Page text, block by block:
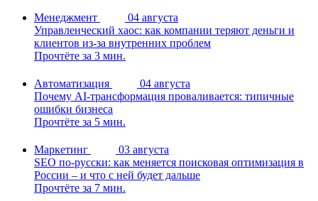
Менеджмент
04 августа
Управленческий хаос: как компании теряют деньги и
клиентов из-за внутренних проблем
Прочтёте за 3 мин.
Автоматизация
04 августа
Почему AI-трансформация проваливается: типичные
ошибки бизнеса
Прочтёте за 5 мин.
Маркетинг
03 августа
SEO по-русски: как меняется поисковая оптимизация в
России – и что с ней будет дальше
Прочтёте за 7 мин.